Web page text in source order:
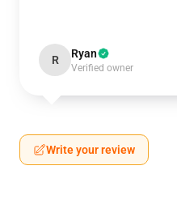
R Ryan
Verified owner
Write your review